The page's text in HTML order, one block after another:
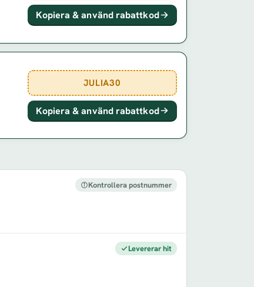
Kopiera & använd rabattkod
JULIA30
Kopiera & använd rabattkod
Kontrollera postnummer
Levererar hit